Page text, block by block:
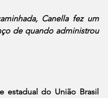
Canella fez um
de quando administrou
estadual do União Brasil